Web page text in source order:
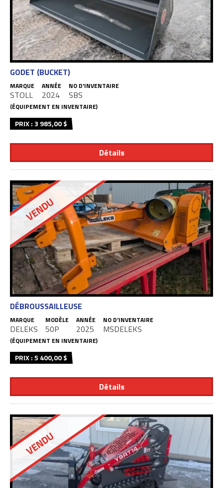
Détails
GODET (BUCKET)
MARQUE
STOLL
ANNÉE
2024
NO D'INVENTAIRE
SBS
(ÉQUIPEMENT EN INVENTAIRE)
PRIX : 3 985,00 $
VENDU
Détails
DÉBROUSSAILLEUSE
MARQUE
DELEKS
MODÈLE
50P
ANNÉE
2025
NO D'INVENTAIRE
MSDELEKS
(ÉQUIPEMENT EN INVENTAIRE)
PRIX : 5 400,00 $
VENDU